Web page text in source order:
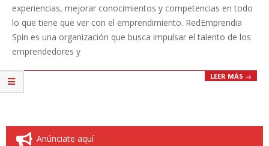
experiencias, mejorar conocimientos y competencias en todo
lo que tiene que ver con el emprendimiento. RedEmprendia
Spin es una organización que busca impulsar el talento de los
emprendedores y
LEER MÁS →
Anúnciate aquí